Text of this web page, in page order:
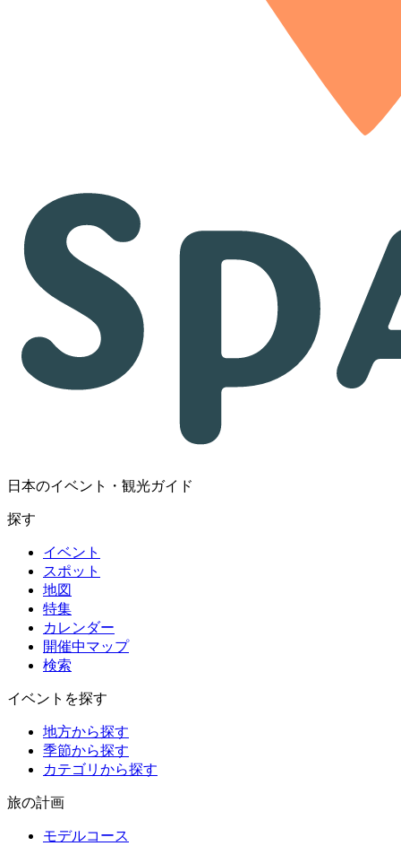
日本のイベント・観光ガイド
探す
イベント
スポット
地図
特集
カレンダー
開催中マップ
検索
イベントを探す
地方から探す
季節から探す
カテゴリから探す
旅の計画
モデルコース